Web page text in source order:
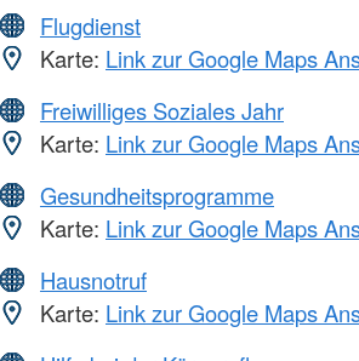
Flugdienst
Karte: Link zur Google Maps
Freiwilliges Soziales Jahr
Karte: Link zur Google Maps
Gesundheitsprogramme
Karte: Link zur Google Maps
Hausnotruf
Karte: Link zur Google Maps